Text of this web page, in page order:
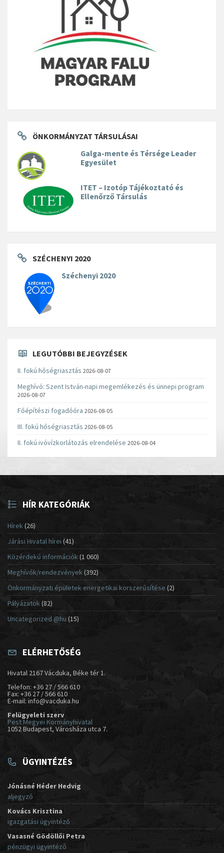
ÖNKORMÁNYZAT TÁRSULÁSAI
Galga-mente és Térsége Leader
Egyesület
ITET – Izotóp Tájékoztató és
Ellenőrző Társulás
SZÉCHENYI 2020
Széchenyi 2020
LEGUTÓBBI BEJEGYZÉSEK
II. fokú hőségriasztás 2026-08-07
Meghívó: Szent István-napi megemlékezés és ünnepi program
2026-08-07
Főépítészi fogadóóra 2026-08-05
III. fokú hőségriasztás 2026-08-05
II. fokú ivóvízkorlátozás elrendelése 2026-08-04
HÍR KATEGÓRIÁK
Hírek(26)
Járási Hivatal hírei (41)
Közérdekű információk(1 060)
Meghívók/rendezvények (392)
Önkormányzati épületek energetikai korszerűsítése (2)
Pályázatok (82)
Uncategorized @hu (15)
ELÉRHETŐSÉG
Hivatal 2167 Vácduka, Béke tér 1.
Telefon: +36 27 / 566 610
Fax: +36 27 / 566 610
E-mail: info@vacduka.hu
Felügyeleti szerv
Pest Megyei Kormányhivatal
1052 Budapest, Városháza utca 7.
ÜGYINTÉZÉS
Jónásné Héder Hedvig
aljegyző
Kovács Krisztina
igazgatási ügyintéző
Vasasné Gödöllői Petra
pénzügyi ügyintéző